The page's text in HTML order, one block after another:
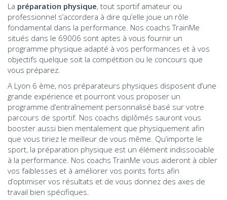
La préparation physique, tout sportif amateur ou
professionnel s’accordera à dire qu’elle joue un rôle
fondamental dans la performance. Nos coachs TrainMe
situés dans le 69006 sont aptes à vous fournir un
programme physique adapté à vos performances et à vos
objectifs quelque soit la compétition ou le concours que
vous préparez.
A Lyon 6 ème, nos préparateurs physiques disposent d’une
grande expérience et pourront vous proposer un
programme d’entraînement personnalisé basé sur votre
parcours de sportif. Nos coachs diplômés sauront vous
booster aussi bien mentalement que physiquement afin
que vous tiriez le meilleur de vous même. Qu’importe le
sport, la préparation physique est un élément indissociable
à la performance. Nos coachs TrainMe vous aideront à cibler
vos faiblesses et à améliorer vos points forts afin
d’optimiser vos résultats et de vous donnez des axes de
travail bien spécifiques.